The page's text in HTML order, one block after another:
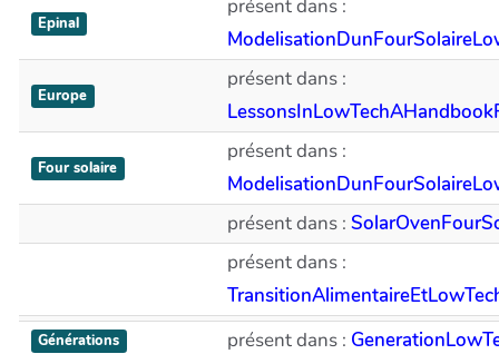
Epinal
présent dans :
Europe
présent dans :
Four solaire
présent dans :
présent dans :
présent dans :
Générations présent dans :